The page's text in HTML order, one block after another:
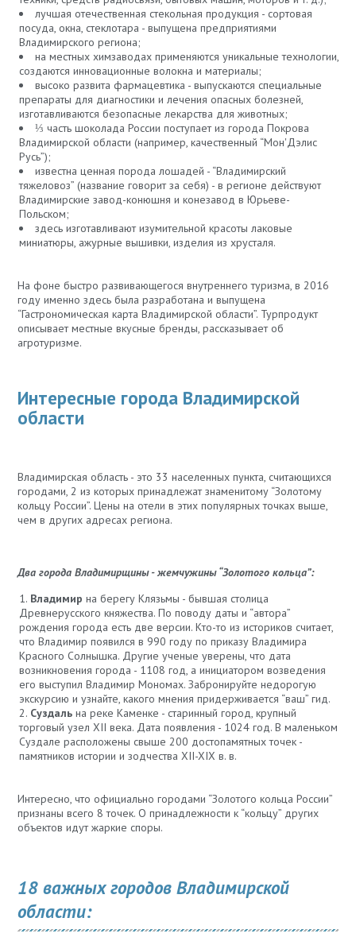
лучшая отечественная стекольная продукция - сортовая
посуда, окна, стеклотара - выпущена предприятиями
Владимирского региона;
на местных химзаводах применяются уникальные технологии,
создаются инновационные волокна и материалы;
высоко развита фармацевтика - выпускаются специальные
препараты для диагностики и лечения опасных болезней,
изготавливаются безопасные лекарства для животных;
⅓ часть шоколада России поступает из города Покрова
Владимирской области (например, качественный “Мон'Дэлис
Русь”);
известна ценная порода лошадей - “Владимирский
тяжеловоз” (название говорит за себя) - в регионе действуют
Владимирские завод-конюшня и конезавод в Юрьеве-
Польском;
здесь изготавливают изумительной красоты лаковые
миниатюры, ажурные вышивки, изделия из хрусталя.
На фоне быстро развивающегося внутреннего туризма, в 2016
году именно здесь была разработана и выпущена
“Гастрономическая карта Владимирской области”. Турпродукт
описывает местные вкусные бренды, рассказывает об
агротуризме.
Интересные города Владимирской
области
Владимирская область - это 33 населенных пункта, считающихся
городами, 2 из которых принадлежат знаменитому “Золотому
кольцу России”. Цены на отели в этих популярных точках выше,
чем в других адресах региона.
Два города Владимирщины - жемчужины “Золотого кольца”:
Владимир на берегу Клязьмы - бывшая столица
Древнерусского княжества. По поводу даты и “автора”
рождения города есть две версии. Кто-то из историков считает,
что Владимир появился в 990 году по приказу Владимира
Красного Солнышка. Другие ученые уверены, что дата
возникновения города - 1108 год, а инициатором возведения
его выступил Владимир Мономах. Забронируйте недорогую
экскурсию и узнайте, какого мнения придерживается “ваш” гид.
Суздальна реке Каменке - старинный город, крупный
торговый узел XII века. Дата появления - 1024 год. В маленьком
Суздале расположены свыше 200 достопамятных точек -
памятников истории и зодчества XII-XIX в. в.
Интересно, что официально городами “Золотого кольца России”
признаны всего 8 точек. О принадлежности к “кольцу” других
объектов идут жаркие споры.
18 важных городов Владимирской
области: